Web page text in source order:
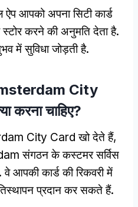
आपको अपना सिटी कार्ड
करने की अनुमति देता है.
में सुविधा जोड़ती है.
City
करना चाहिए?
City Card खो देते हैं,
संगठन के कस्टमर सर्विस
आपकी कार्ड की रिकवरी में
प्रदान कर सकते हैं.